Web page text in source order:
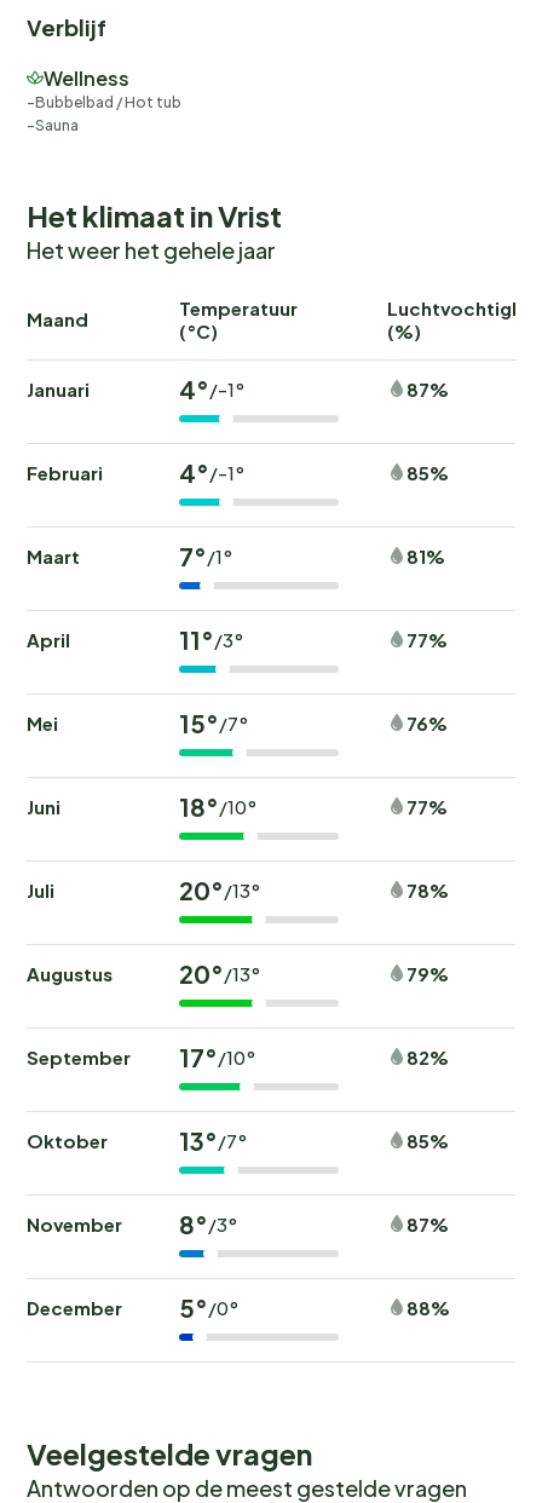
Verblijf
Wellness
Bubbelbad / Hot tub
Sauna
Het klimaat in Vrist
Het weer het gehele jaar
Maand
Temperatuur
(°C)
(%)
Januari 4°/-1° 87%
Februari 4°/-1° 85%
Maart 7°/1° 81%
April 11°/3° 77%
Mei 15°/7° 76%
Juni 18°/10° 77%
Juli 20°/13° 78%
Augustus 20°/13° 79%
September 17°/10° 82%
Oktober 13°/7° 85%
November 8°/3° 87%
December 5°/0° 88%
Veelgestelde vragen
Antwoorden op de meest gestelde vragen